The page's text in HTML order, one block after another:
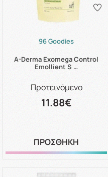
96 Goodies
A-Derma Exomega Control
Emollient S …
Προτεινόμενο
11.88€
ΠΡΟΣΘΗΚΗ